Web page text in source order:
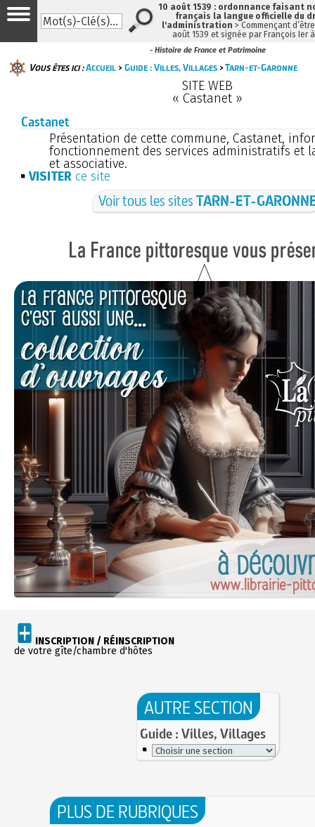
- Histoire de France et Patrimoine
Vous êtes ici :Accueil >Guide : Villes, Villages >Tarn-et-Garonne
SITE WEB
« Castanet »
Castanet
Présentation de cette commune, Castanet,
fonctionnement des services administratifs et
et associative.
VISITER ce site
Voir tous les sitesTARN-ET-
INSCRIPTION / RÉINSCRIPTION
de votre gîte/chambre d'hôtes
AUTRE SECTION
Guide : Villes, Villages
PLUS DE RUBRIQUES
10 août 1539 : ordonnance faisant
français la langue officielle du
l'administration > Commençant
août 1539 et signée par François Ier